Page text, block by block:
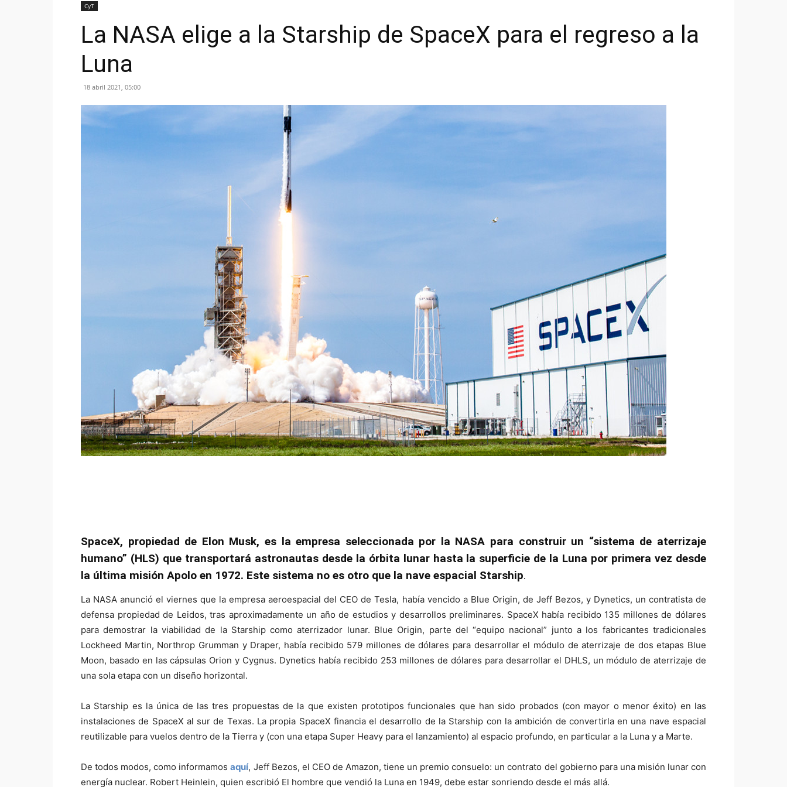
CyT
La NASA elige a la Starship de SpaceX para el regreso a la
Luna
18 abril 2021, 05:00
SpaceX, propiedad de Elon Musk, es la empresa seleccionada por la NASA para construir un “sistema de aterrizaje
humano” (HLS) que transportará astronautas desde la órbita lunar hasta la superficie de la Luna por primera vez desde
la última misión Apolo en 1972. Este sistema no es otro que la nave espacial Starship.
La NASA anunció el viernes que la empresa aeroespacial del CEO de Tesla, había vencido a Blue Origin, de Jeff Bezos, y Dynetics, un contratista de
defensa propiedad de Leidos, tras aproximadamente un año de estudios y desarrollos preliminares. SpaceX había recibido 135 millones de dólares
para demostrar la viabilidad de la Starship como aterrizador lunar. Blue Origin, parte del “equipo nacional” junto a los fabricantes tradicionales
Lockheed Martin, Northrop Grumman y Draper, había recibido 579 millones de dólares para desarrollar el módulo de aterrizaje de dos etapas Blue
Moon, basado en las cápsulas Orion y Cygnus. Dynetics había recibido 253 millones de dólares para desarrollar el DHLS, un módulo de aterrizaje de
una sola etapa con un diseño horizontal.
La Starship es la única de las tres propuestas de la que existen prototipos funcionales que han sido probados (con mayor o menor éxito) en las
instalaciones de SpaceX al sur de Texas. La propia SpaceX financia el desarrollo de la Starship con la ambición de convertirla en una nave espacial
reutilizable para vuelos dentro de la Tierra y (con una etapa Super Heavy para el lanzamiento) al espacio profundo, en particular a la Luna y a Marte.
De todos modos, como informamosaquí, Jeff Bezos, el CEO de Amazon, tiene un premio consuelo: un contrato del gobierno para una misión lunar con
energía nuclear. Robert Heinlein, quien escribió El hombre que vendió la Luna en 1949, debe estar sonriendo desde el más allá.